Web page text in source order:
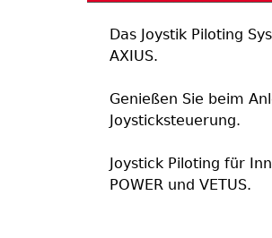
Das Joystik Piloting
AXIUS.
Genießen Sie beim
Joysticksteuerung.
Joystick Piloting für
POWER und VETUS.